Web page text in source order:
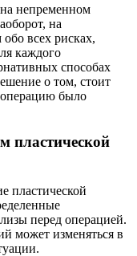
непременном
на
всех рисках,
каждого
способах
о том, стоит
операцию было
пластической
пластической
перед операцией.
может изменяться в